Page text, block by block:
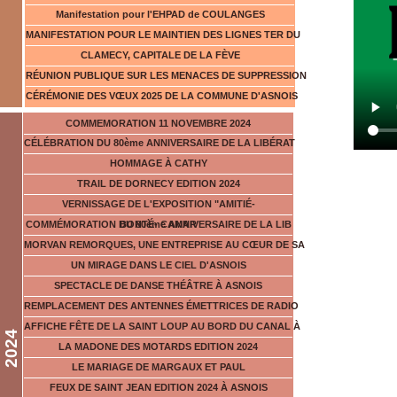
Manifestation pour l'EHPAD de COULANGES
MANIFESTATION POUR LE MAINTIEN DES LIGNES TER DU
CLAMECY, CAPITALE DE LA FÈVE
RÉUNION PUBLIQUE SUR LES MENACES DE SUPPRESSION
CÉRÉMONIE DES VŒUX 2025 DE LA COMMUNE D'ASNOIS
2024
COMMEMORATION 11 NOVEMBRE 2024
CÉLÉBRATION DU 80ème ANNIVERSAIRE DE LA LIBÉRAT
HOMMAGE À CATHY
TRAIL DE DORNECY EDITION 2024
VERNISSAGE DE L'EXPOSITION "AMITIÉ-
BONTÉ- CAMAR
COMMÉMORATION DU 80ème ANNIVERSAIRE DE LA LIB
MORVAN REMORQUES, UNE ENTREPRISE AU CŒUR DE SA
UN MIRAGE DANS LE CIEL D'ASNOIS
SPECTACLE DE DANSE THÉÂTRE À ASNOIS
REMPLACEMENT DES ANTENNES ÉMETTRICES DE RADIO
AFFICHE FÊTE DE LA SAINT LOUP AU BORD DU CANAL À
LA MADONE DES MOTARDS EDITION 2024
LE MARIAGE DE MARGAUX ET PAUL
FEUX DE SAINT JEAN EDITION 2024 À ASNOIS